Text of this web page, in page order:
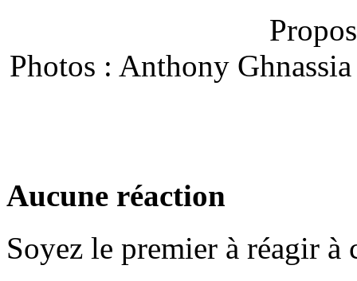
Photos : Anthony
Aucune réaction
Soyez le premier à réagir à